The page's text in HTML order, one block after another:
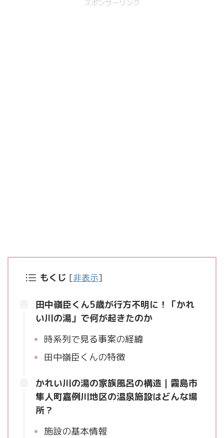
スポンサーリンク
もくじ [非表示]
田中嶺臣くん5歳が行方不明に！「かれ
い川の湯」で何が起きたのか
時系列で見る事案の経緯
田中嶺臣くんの特徴
かれい川の湯の家族風呂の構造｜霧島市
隼人町嘉例川地区の温泉施設はどんな場
所？
施設の基本情報